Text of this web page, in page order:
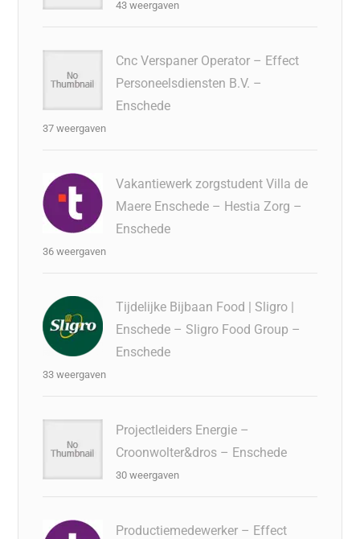
43 weergaven
Cnc Verspaner Operator – Effect
Personeelsdiensten B.V. –
Enschede
37 weergaven
Vakantiewerk zorgstudent Villa de
Maere Enschede – Hestia Zorg –
Enschede
36 weergaven
Tijdelijke Bijbaan Food | Sligro |
Enschede – Sligro Food Group –
Enschede
33 weergaven
Projectleiders Energie –
Croonwolter&dros – Enschede
30 weergaven
Productiemedewerker – Effect